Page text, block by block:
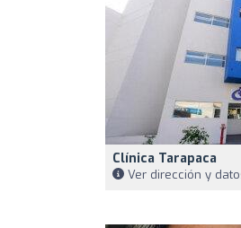
Clínica Tarapaca
Ver dirección y